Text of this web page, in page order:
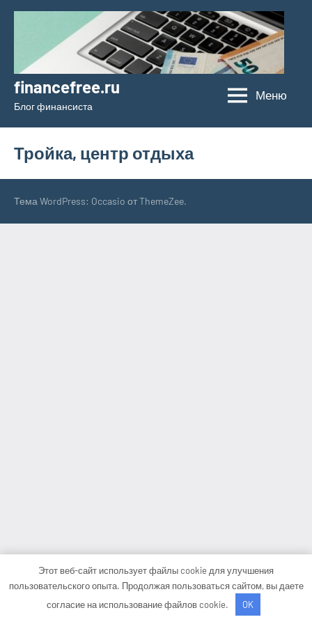
Перейти
содержимому
financefree.ru
Блог финансиста
Меню
Тройка, центр отдыха
Тема WordPress: Occasio от ThemeZee.
Этот веб-сайт использует файлы cookie для улучшения
пользовательского опыта. Продолжая пользоваться сайтом, вы даете
согласие на использование файлов cookie.
OK